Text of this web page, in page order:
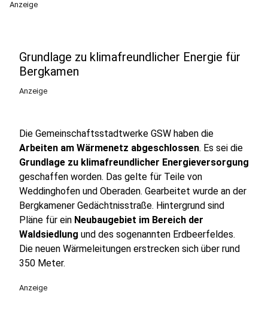
Anzeige
Grundlage zu klimafreundlicher Energie für
Bergkamen
Anzeige
Die Gemeinschaftsstadtwerke GSW haben die
Arbeiten am Wärmenetz abgeschlossen. Es sei die
Grundlage zu klimafreundlicher Energieversorgung
geschaffen worden. Das gelte für Teile von
Weddinghofen und Oberaden. Gearbeitet wurde an der
Bergkamener Gedächtnisstraße. Hintergrund sind
Pläne für ein Neubaugebiet im Bereich der
Waldsiedlung und des sogenannten Erdbeerfeldes.
Die neuen Wärmeleitungen erstrecken sich über rund
350 Meter.
Anzeige